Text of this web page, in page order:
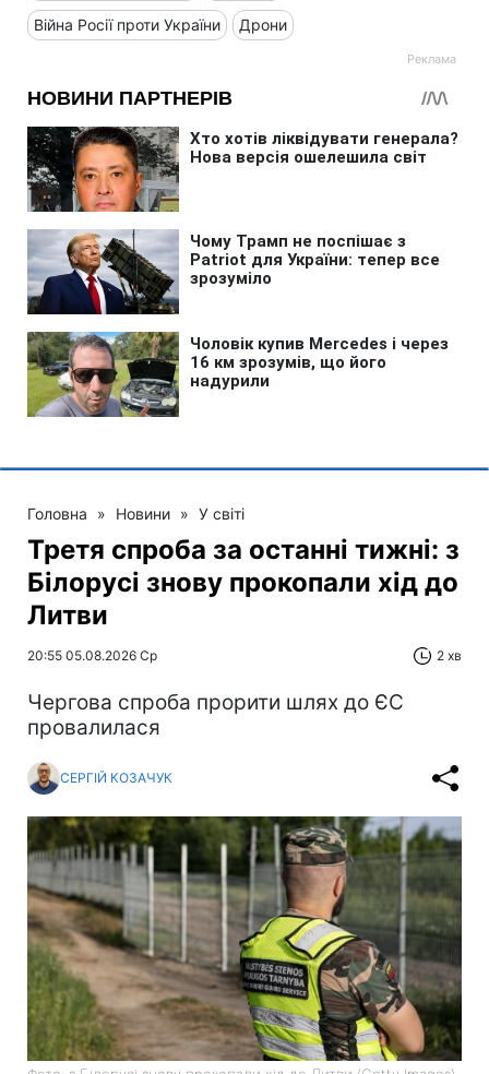
Війна Росії проти України Дрони
Головна » Новини » У світі
Третя спроба за останні тижні: з
Білорусі знову прокопали хід до
Литви
20:55 05.08.2026 Ср 2 хв
Чергова спроба прорити шлях до ЄС
провалилася
СЕРГІЙ КОЗАЧУК